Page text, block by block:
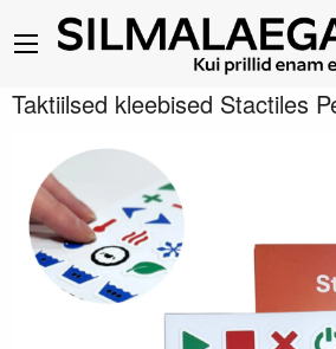
Taktiilsed kleebised Stactiles